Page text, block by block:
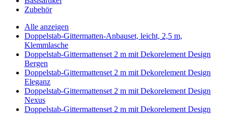
Zubehör
Alle anzeigen
Doppelstab-Gittermatten-Anbauset, leicht, 2,5 m,
Klemmlasche
Doppelstab-Gittermattenset 2 m mit Dekorelement Design
Bergen
Doppelstab-Gittermattenset 2 m mit Dekorelement Design
Eleganz
Doppelstab-Gittermattenset 2 m mit Dekorelement Design
Nexus
Doppelstab-Gittermattenset 2 m mit Dekorelement Design